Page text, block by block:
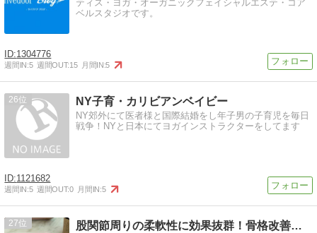
ティス・ヨガ・オーガニックフェイシャルエステ・コア
ベルスタジオです。
1304776
週間IN:5 週間OUT:15 月間IN:5
26 NY子育・カリビアンベイビー
NY郊外にて医者様と国際結婚をし年子男の子育児を毎日
戦争！NYと日本にてヨガインストラクターをしてます
1121682
週間IN:5 週間OUT:0 月間IN:5
27 股関節周りの柔軟性に効果抜群！骨格改善バーオソルピラティス